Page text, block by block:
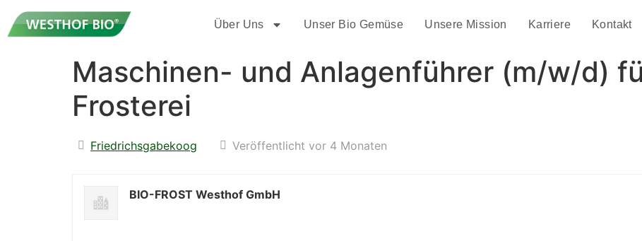
Über Uns Unser Bio Gemüse Unsere Mission Karriere Kontakt
Maschinen- und Anlagenführer (m/w/d)
Frosterei
Friedrichsgabekoog Veröffentlicht vor 4 Monaten
BIO-FROST Westhof GmbH